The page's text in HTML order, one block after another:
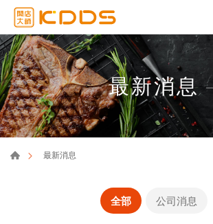
最新消息
最新消息
全部 公司消息